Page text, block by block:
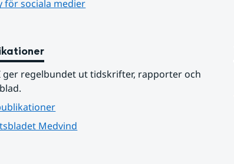
för sociala medier
ger regelbundet ut tidskrifter, rapporter och
Medvind